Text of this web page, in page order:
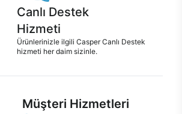
Canlı Destek
Hizmeti
Ürünlerinizle ilgili Casper Canlı Destek
hizmeti her daim sizinle.
Müşteri Hizmetleri